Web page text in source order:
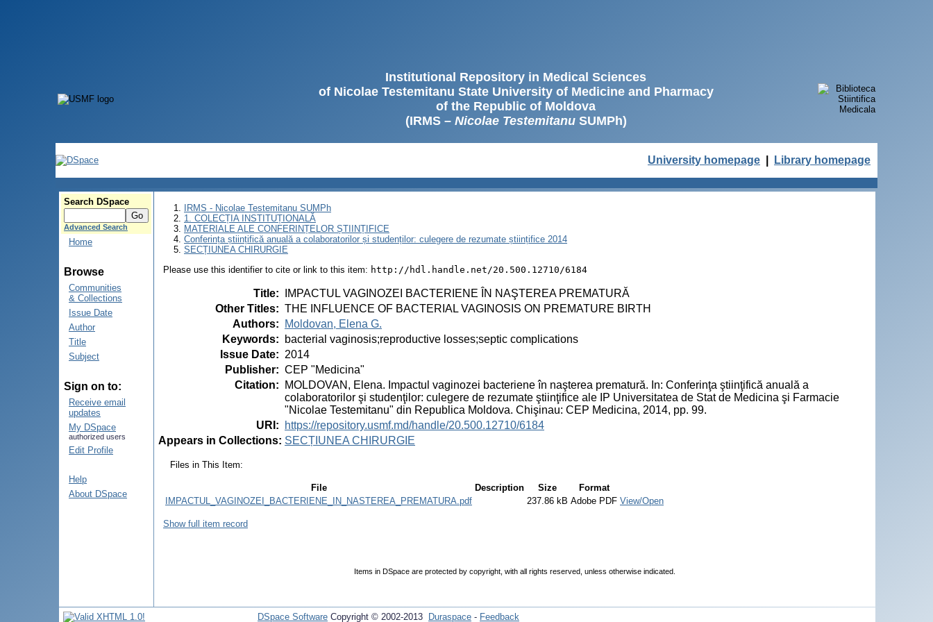
Institutional Repository in Medical Sciences
of Nicolae Testemitanu State University of Medicine and Pharmacy
of the Republic of Moldova
(IRMS – Nicolae TestemitanuSUMPh)
University homepage Library homepage
Search DSpace
Advanced Search
Home
Browse
Communities
& Collections
Issue Date
Author
Title
Subject
Sign on to:
Receive email
updates
My DSpace
authorized users
Edit Profile
Help
About DSpace
IRMS - Nicolae Testemitanu SUMPh
1. COLECȚIA INSTITUȚIONALĂ
MATERIALE ALE CONFERINȚELOR ȘTIINȚIFICE
Conferința științifică anuală a colaboratorilor și studenților: culegere de rezumate științifice 2014
SECȚIUNEA CHIRURGIE
Please use this identifier to cite or link to this item: http://hdl.handle.net/20.500.12710/6184
Title:
IMPACTUL VAGINOZEI BACTERIENE ÎN NAŞTEREA PREMATURĂ
Other Titles: THE INFLUENCE OF BACTERIAL VAGINOSIS ON PREMATURE BIRTH
Authors:
Moldovan, Elena G.
Keywords:
bacterial vaginosis;reproductive losses;septic complications
Issue Date: 2014
Publisher: CEP "Medicina"
Citation:
MOLDOVAN, Elena. Impactul vaginozei bacteriene în naşterea prematură. In: Conferinţa ştiinţifică anuală a
colaboratorilor şi studenţilor: culegere de rezumate ştiinţifice ale IP Universitatea de Stat de Medicina şi Farmacie
"Nicolae Testemitanu" din Republica Moldova. Chişinau: СEP Medicina, 2014, pp. 99.
URI :
https://repository.usmf.md/handle/20.500.12710/6184
Appears in Collections: SECȚIUNEA CHIRURGIE
Files in This Item:
File Description Size
Format
IMPACTUL_VAGINOZEI_BACTERIENE_IN_NASTEREA_PREMATURA.pdf
237.86 kB Adobe PDF View/Open
Show full item record
Items in DSpace are protected by copyright, with all rights reserved, unless otherwise indicated.
DSpace Software Copyright © 2002-2013 Duraspace - Feedback